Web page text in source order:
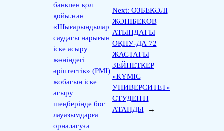
банкпен қол
қойылған
«Шығарындылар
саудасы нарығын
іске асыру
жөніндегі
әріптестік» (PMI)
жобасын іске
асыру
шеңберінде бос
лауазымдарға
орналасуға
Next: ӨЗБЕКӘЛІ
ЖӘНІБЕКОВ
АТЫНДАҒЫ
ОҚПУ-ДА 72
ЖАСТАҒЫ
ЗЕЙНЕТКЕР
«КҮМІС
УНИВЕРСИТЕТ»
СТУДЕНТІ
АТАНДЫ
→